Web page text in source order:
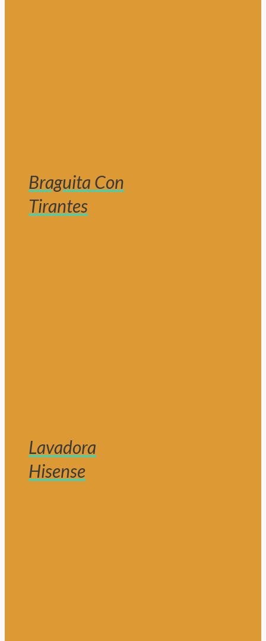
Braguita Con
Tirantes
Lavadora
Hisense